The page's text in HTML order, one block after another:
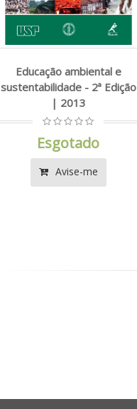
Educação ambiental e
sustentabilidade - 2ª Edição
| 2013
Esgotado
Avise-me